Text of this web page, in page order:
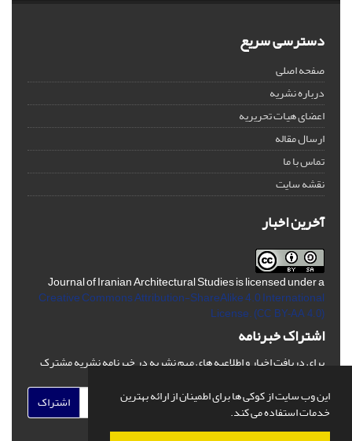
این وب سایت از کوکی ها برای اطمینان از ارائه بهترین
خدمات استفاده می کند.
دسترسی سریع
صفحه اصلی
درباره نشریه
اعضای هیات تحریریه
ارسال مقاله
تماس با ما
نقشه سایت
آخرین اخبار
Journal of Iranian Architectural Studies is licensed under a
Creative Commons Attribution-ShareAlike 4.0 International
License. (CC BY-AA 4.0)
اشتراک خبرنامه
برای دریافت اخبار و اطلاعیه های مهم نشریه در خبرنامه نشریه مشترک
اشتراک